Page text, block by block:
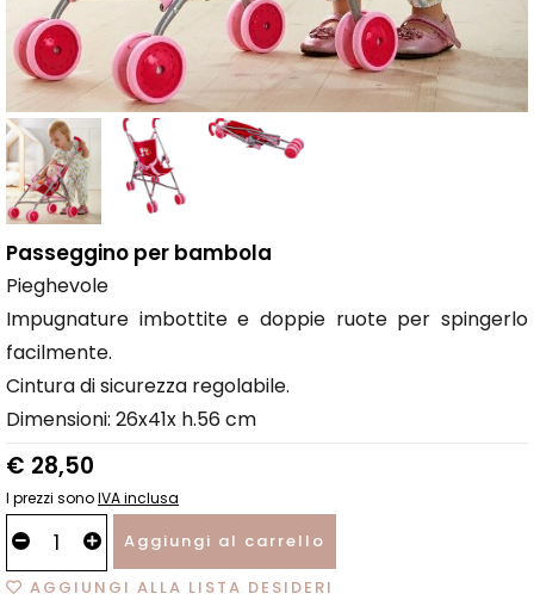
Passeggino per bambola
Pieghevole
Impugnature imbottite e doppie ruote per spingerlo
facilmente.
Cintura di sicurezza regolabile.
Dimensioni: 26x41x h.56 cm
€ 28,50
I prezzi sonoIVA inclusa
Aggiungi al carrello
AGGIUNGI ALLA LISTA DESIDERI